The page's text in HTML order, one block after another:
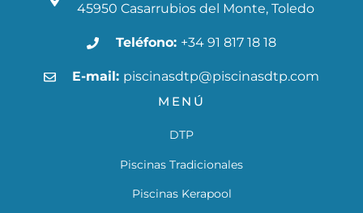
45950 Casarrubios del Monte, Toledo
Teléfono: +34 91 817 18 18
E-mail: piscinasdtp@piscinasdtp.com
MENÚ
DTP
Piscinas Tradicionales
Piscinas Kerapool